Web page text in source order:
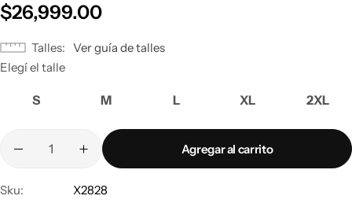
$26,999.00
Talles
Ver guía de talles
Elegí el talle
S M L XL 2XL
Agregar al carrito
Sku:
X2828